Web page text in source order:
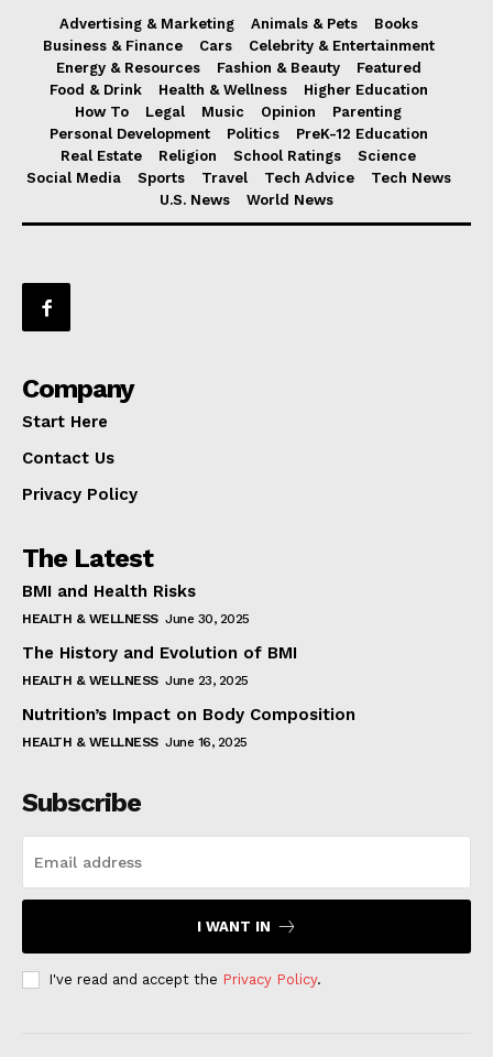
Advertising & Marketing Animals & Pets
Books
Business & Finance
Cars
Celebrity & Entertainment
Energy & Resources
Fashion & Beauty
Featured
Food & Drink
Health & Wellness
Higher Education
How To
Legal Music Opinion
Parenting
Personal Development
Politics
PreK-12 Education
Real Estate
Religion School Ratings
Science
Social Media
Sports Travel Tech Advice
Tech News
U.S. News
World News
Company
Start Here
Contact Us
Privacy Policy
The Latest
BMI and Health Risks
HEALTH & WELLNESS June 30, 2025
The History and Evolution of BMI
HEALTH & WELLNESS June 23, 2025
Nutrition’s Impact on Body Composition
HEALTH & WELLNESS June 16, 2025
Subscribe
I WANT IN
I've read and accept the Privacy Policy.